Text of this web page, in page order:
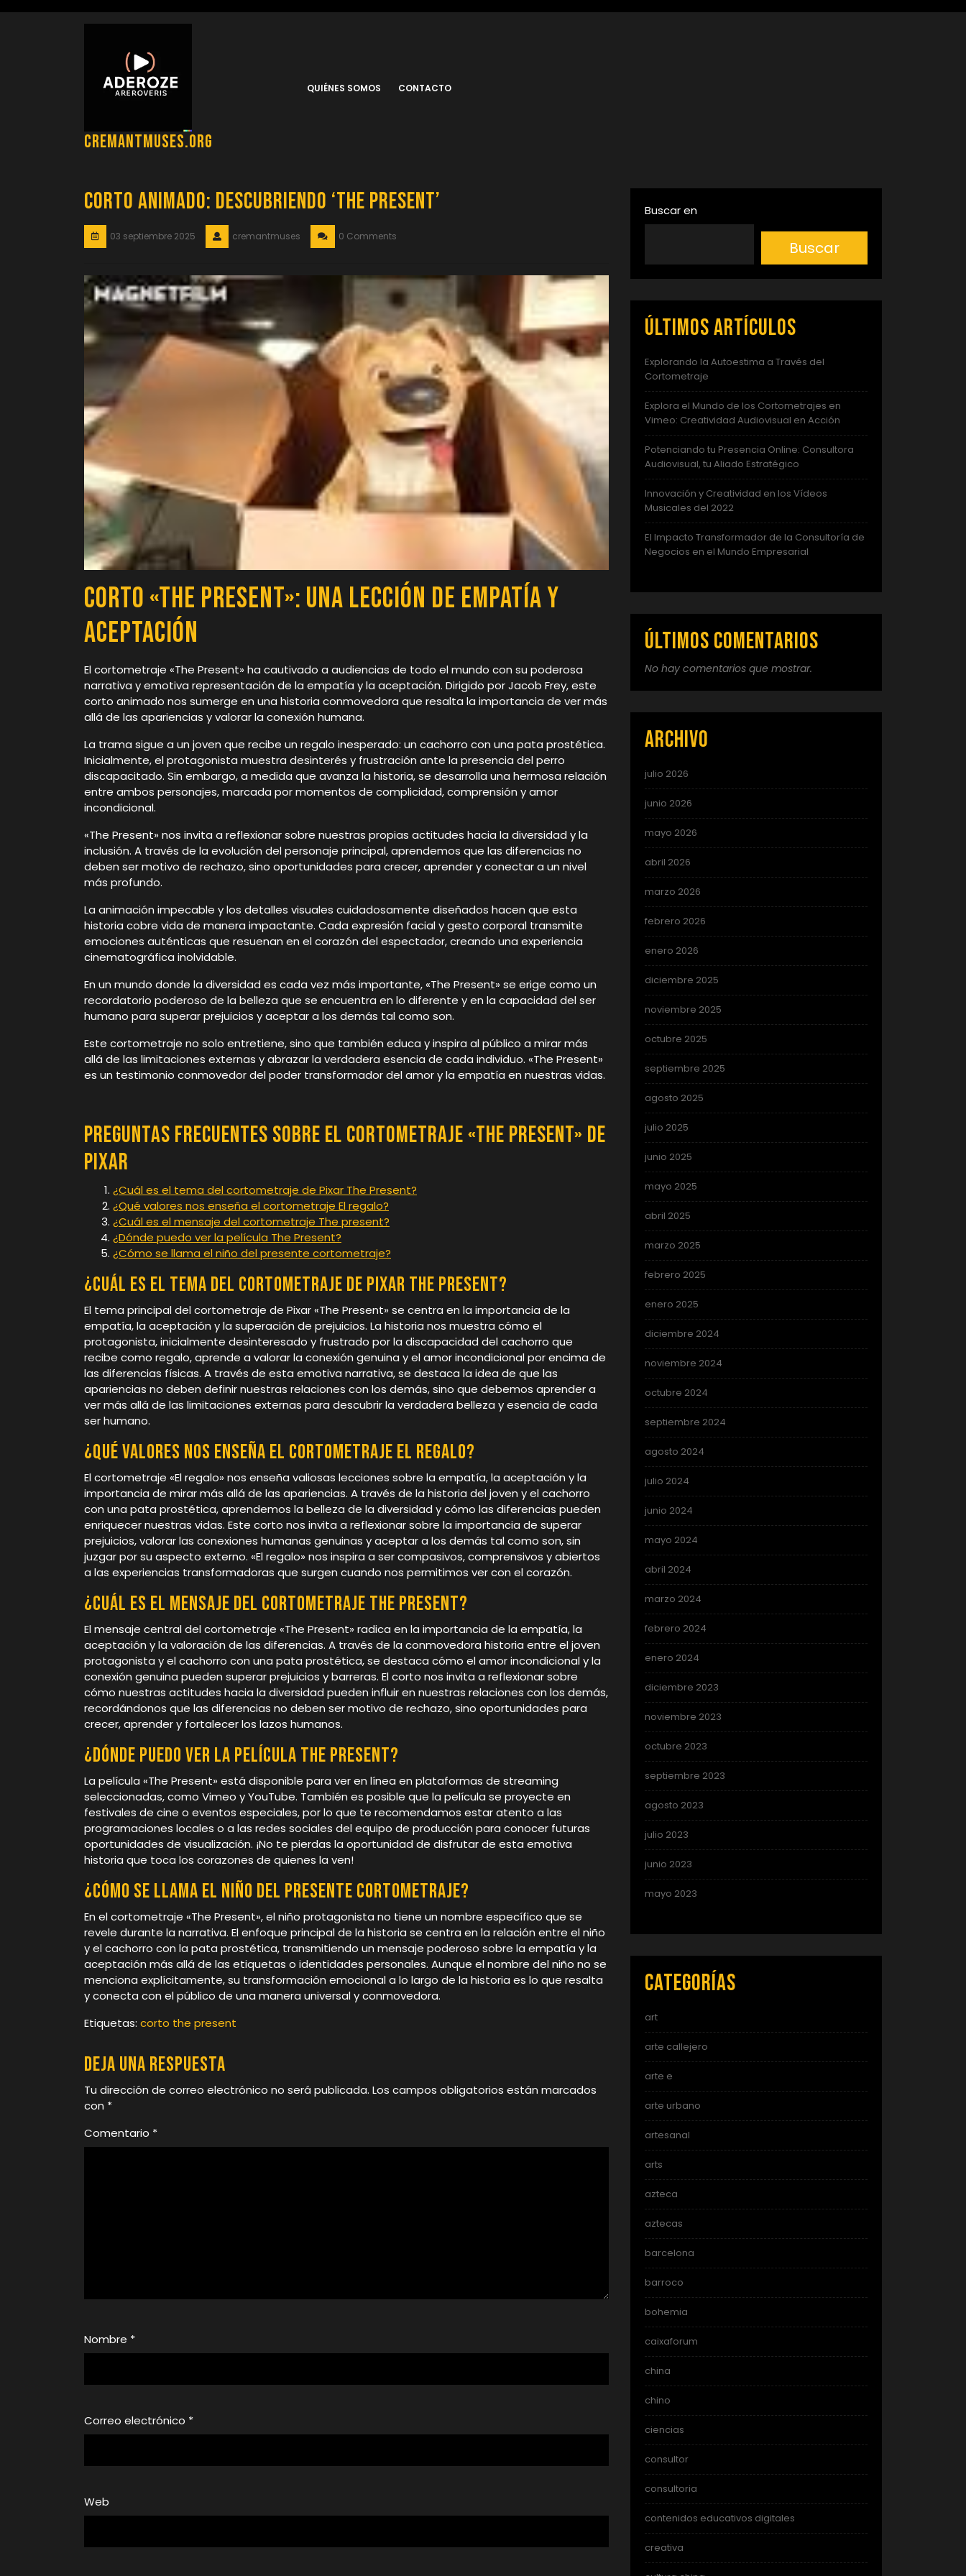
cremantmuses.org
QUIÉNES SOMOS CONTACTO
Corto animado: Descubriendo ‘The Present’
03 septiembre 2025 cremantmuses 0 Comments
Corto «The Present»: Una Lección de Empatía y
Aceptación
El cortometraje «The Present» ha cautivado a audiencias de todo el mundo con su poderosa
narrativa y emotiva representación de la empatía y la aceptación. Dirigido por Jacob Frey, este
corto animado nos sumerge en una historia conmovedora que resalta la importancia de ver más
allá de las apariencias y valorar la conexión humana.
La trama sigue a un joven que recibe un regalo inesperado: un cachorro con una pata prostética.
Inicialmente, el protagonista muestra desinterés y frustración ante la presencia del perro
discapacitado. Sin embargo, a medida que avanza la historia, se desarrolla una hermosa relación
entre ambos personajes, marcada por momentos de complicidad, comprensión y amor
incondicional.
«The Present» nos invita a reflexionar sobre nuestras propias actitudes hacia la diversidad y la
inclusión. A través de la evolución del personaje principal, aprendemos que las diferencias no
deben ser motivo de rechazo, sino oportunidades para crecer, aprender y conectar a un nivel
más profundo.
La animación impecable y los detalles visuales cuidadosamente diseñados hacen que esta
historia cobre vida de manera impactante. Cada expresión facial y gesto corporal transmite
emociones auténticas que resuenan en el corazón del espectador, creando una experiencia
cinematográfica inolvidable.
En un mundo donde la diversidad es cada vez más importante, «The Present» se erige como un
recordatorio poderoso de la belleza que se encuentra en lo diferente y en la capacidad del ser
humano para superar prejuicios y aceptar a los demás tal como son.
Este cortometraje no solo entretiene, sino que también educa y inspira al público a mirar más
allá de las limitaciones externas y abrazar la verdadera esencia de cada individuo. «The Present»
es un testimonio conmovedor del poder transformador del amor y la empatía en nuestras vidas.
Preguntas Frecuentes sobre el Cortometraje «The Present» de
Pixar
¿Cuál es el tema del cortometraje de Pixar The Present?
¿Qué valores nos enseña el cortometraje El regalo?
¿Cuál es el mensaje del cortometraje The present?
¿Dónde puedo ver la película The Present?
¿Cómo se llama el niño del presente cortometraje?
¿Cuál es el tema del cortometraje de Pixar The Present?
El tema principal del cortometraje de Pixar «The Present» se centra en la importancia de la
empatía, la aceptación y la superación de prejuicios. La historia nos muestra cómo el
protagonista, inicialmente desinteresado y frustrado por la discapacidad del cachorro que
recibe como regalo, aprende a valorar la conexión genuina y el amor incondicional por encima de
las diferencias físicas. A través de esta emotiva narrativa, se destaca la idea de que las
apariencias no deben definir nuestras relaciones con los demás, sino que debemos aprender a
ver más allá de las limitaciones externas para descubrir la verdadera belleza y esencia de cada
ser humano.
¿Qué valores nos enseña el cortometraje El regalo?
El cortometraje «El regalo» nos enseña valiosas lecciones sobre la empatía, la aceptación y la
importancia de mirar más allá de las apariencias. A través de la historia del joven y el cachorro
con una pata prostética, aprendemos la belleza de la diversidad y cómo las diferencias pueden
enriquecer nuestras vidas. Este corto nos invita a reflexionar sobre la importancia de superar
prejuicios, valorar las conexiones humanas genuinas y aceptar a los demás tal como son, sin
juzgar por su aspecto externo. «El regalo» nos inspira a ser compasivos, comprensivos y abiertos
a las experiencias transformadoras que surgen cuando nos permitimos ver con el corazón.
¿Cuál es el mensaje del cortometraje The present?
El mensaje central del cortometraje «The Present» radica en la importancia de la empatía, la
aceptación y la valoración de las diferencias. A través de la conmovedora historia entre el joven
protagonista y el cachorro con una pata prostética, se destaca cómo el amor incondicional y la
conexión genuina pueden superar prejuicios y barreras. El corto nos invita a reflexionar sobre
cómo nuestras actitudes hacia la diversidad pueden influir en nuestras relaciones con los demás,
recordándonos que las diferencias no deben ser motivo de rechazo, sino oportunidades para
crecer, aprender y fortalecer los lazos humanos.
¿Dónde puedo ver la película The Present?
La película «The Present» está disponible para ver en línea en plataformas de streaming
seleccionadas, como Vimeo y YouTube. También es posible que la película se proyecte en
festivales de cine o eventos especiales, por lo que te recomendamos estar atento a las
programaciones locales o a las redes sociales del equipo de producción para conocer futuras
oportunidades de visualización. ¡No te pierdas la oportunidad de disfrutar de esta emotiva
historia que toca los corazones de quienes la ven!
¿Cómo se llama el niño del presente cortometraje?
En el cortometraje «The Present», el niño protagonista no tiene un nombre específico que se
revele durante la narrativa. El enfoque principal de la historia se centra en la relación entre el niño
y el cachorro con la pata prostética, transmitiendo un mensaje poderoso sobre la empatía y la
aceptación más allá de las etiquetas o identidades personales. Aunque el nombre del niño no se
menciona explícitamente, su transformación emocional a lo largo de la historia es lo que resalta
y conecta con el público de una manera universal y conmovedora.
Etiquetas: corto the present
Deja una respuesta
Tu dirección de correo electrónico no será publicada. Los campos obligatorios están marcados
con *
Comentario *
Nombre *
Correo electrónico *
Web
Buscar en
Buscar
Últimos artículos
Explorando la Autoestima a Través del
Cortometraje
Explora el Mundo de los Cortometrajes en
Vimeo: Creatividad Audiovisual en Acción
Potenciando tu Presencia Online: Consultora
Audiovisual, tu Aliado Estratégico
Innovación y Creatividad en los Vídeos
Musicales del 2022
El Impacto Transformador de la Consultoría de
Negocios en el Mundo Empresarial
Últimos comentarios
No hay comentarios que mostrar.
Archivo
julio 2026
junio 2026
mayo 2026
abril 2026
marzo 2026
febrero 2026
enero 2026
diciembre 2025
noviembre 2025
octubre 2025
septiembre 2025
agosto 2025
julio 2025
junio 2025
mayo 2025
abril 2025
marzo 2025
febrero 2025
enero 2025
diciembre 2024
noviembre 2024
octubre 2024
septiembre 2024
agosto 2024
julio 2024
junio 2024
mayo 2024
abril 2024
marzo 2024
febrero 2024
enero 2024
diciembre 2023
noviembre 2023
octubre 2023
septiembre 2023
agosto 2023
julio 2023
junio 2023
mayo 2023
Categorías
art
arte callejero
arte e
arte urbano
artesanal
arts
azteca
aztecas
barcelona
barroco
bohemia
caixaforum
china
chino
ciencias
consultor
consultoria
contenidos educativos digitales
creativa